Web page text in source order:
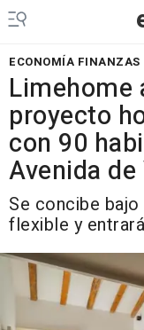
ECONOMÍA FINANZAS
Limehome
proyecto
con 90
Avenida
Se concibe
flexible y